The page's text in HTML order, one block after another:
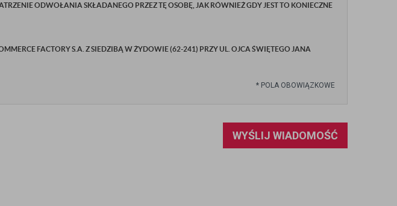
ODWOŁANIA SKŁADANEGO PRZEZ TĘ OSOBĘ, JAK RÓWNIEŻ GDY JEST TO KONIECZNE
FACTORY S.A. Z SIEDZIBĄ W ŻYDOWIE (62-241) PRZY UL. OJCA ŚWIĘTEGO JANA
* POLA OBOWIĄZKOWE
WYŚLIJ WIADOMOŚĆ